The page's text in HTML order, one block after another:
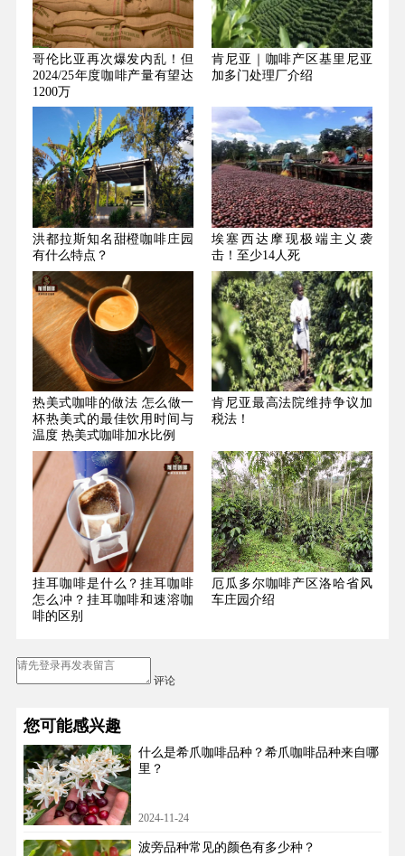
哥伦比亚再次爆发内乱！但
2024/25年度咖啡产量有望达
1200万
肯尼亚｜咖啡产区基里尼亚
加多门处理厂介绍
洪都拉斯知名甜橙咖啡庄园
有什么特点？
埃塞西达摩现极端主义袭
击！至少14人死
热美式咖啡的做法 怎么做一
杯热美式的最佳饮用时间与
温度 热美式咖啡加水比例
肯尼亚最高法院维持争议加
税法！
挂耳咖啡是什么？挂耳咖啡
怎么冲？挂耳咖啡和速溶咖
啡的区别
厄瓜多尔咖啡产区洛哈省风
车庄园介绍
评论
您可能感兴趣
什么是希爪咖啡品种？希爪咖啡品种来自哪
里？
2024-11-24
波旁品种常见的颜色有多少种？